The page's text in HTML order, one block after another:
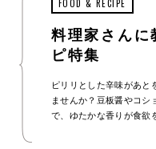
FOOD & RECIPE
料理家さんに
ピ特集
ピリリとした辛味があと
ませんか？豆板醤やコシ
で、ゆたかな香りが食